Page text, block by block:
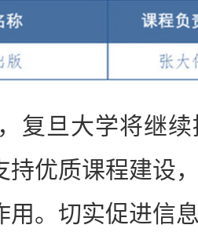
旦大学将继续
持优质课程建设
用。切实促进信